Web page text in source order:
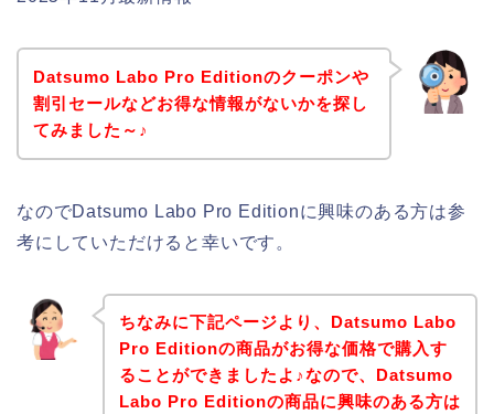
Datsumo Labo Pro Editionのクーポンや
割引セールなどお得な情報がないかを探し
てみました～♪
なのでDatsumo Labo Pro Editionに興味のある方は参
考にしていただけると幸いです。
ちなみに下記ページより、Datsumo Labo
Pro Editionの商品がお得な価格で購入す
ることができましたよ♪なので、Datsumo
Labo Pro Editionの商品に興味のある方は